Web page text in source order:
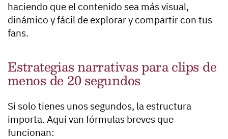
haciendo que el contenido sea más visual,
dinámico y fácil de explorar y compartir con tus
fans.
Estrategias narrativas para clips de
menos de 20 segundos
Si solo tienes unos segundos, la estructura
importa. Aquí van fórmulas breves que
funcionan: